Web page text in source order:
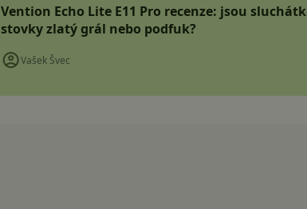
Vention Echo Lite E11 Pro recenze: jsou
stovky zlatý grál nebo podfuk?
Vašek Švec